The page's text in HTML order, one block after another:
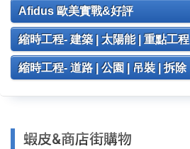
Afidus 歐美實戰&好評
縮時工程- 建築 | 太陽能 | 重點工程
縮時工程- 道路 | 公園 | 吊裝 | 拆除
蝦皮&商店街購物